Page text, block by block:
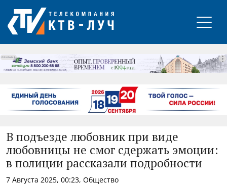
РЕКЛАМА
В подъезде любовник при виде
любовницы не смог сдержать эмоции:
в полиции рассказали подробности
7 Августа 2025, 00:23, Общество